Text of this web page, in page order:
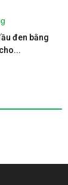
đen bằng